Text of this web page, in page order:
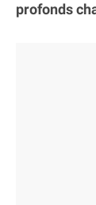
profonds